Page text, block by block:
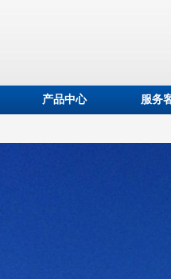
产品中心 服务